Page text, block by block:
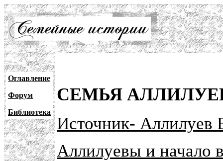
Оглавление
Форум
Библиотека
СЕМЬЯ
Источник- Аллилуев
Аллилуевы и начало